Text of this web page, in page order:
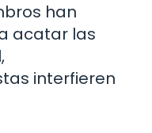
han
acatar las
interfieren